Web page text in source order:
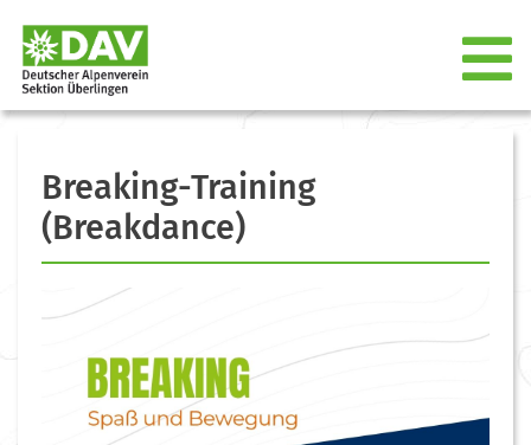
Breaking-Training
(Breakdance)